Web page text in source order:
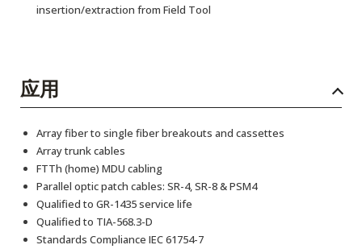
insertion/extraction from Field Tool
应用
Array fiber to single fiber breakouts and cassettes
Array trunk cables
FTTh (home) MDU cabling
Parallel optic patch cables: SR-4, SR-8 & PSM4
Qualified to GR-1435 service life
Qualified to TIA-568.3-D
Standards Compliance IEC 61754-7